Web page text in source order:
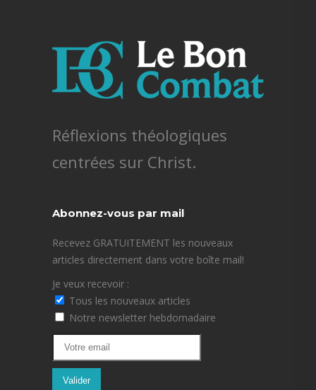
Réflexions théologiques
centrées sur Christ.
Abonnez-vous par mail
Recevez GRATUITEMENT les nouveaux
articles directement dans votre boîte mail!
Je veux recevoir :
Tous les nouveaux articles
Notre newsletter hebdomadaire